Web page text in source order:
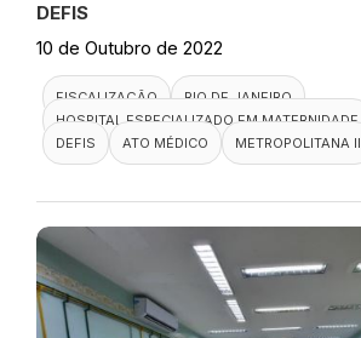
DEFIS
10 de Outubro de 2022
FISCALIZAÇÃO
RIO DE JANEIRO
HOSPITAL ESPECIALIZADO EM MATERNIDADE
DEFIS
ATO MÉDICO METROPOLITANA II